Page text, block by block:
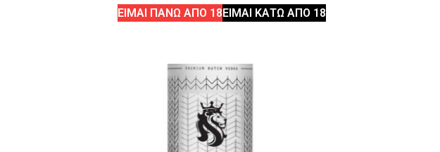
ΕΙΜΑΙ ΠΑΝΩ ΑΠΟ 18ΕΙΜΑΙ ΚΑΤΩ ΑΠΟ 18